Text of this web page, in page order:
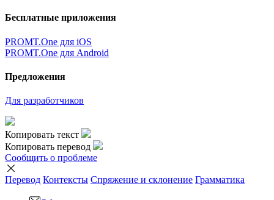
Бесплатные приложения
PROMT.One для iOS
PROMT.One для Android
Предложения
Для разработчиков
Копировать текст
Копировать перевод
Сообщить о проблеме
Перевод Контексты Спряжение и склонение Грамматика